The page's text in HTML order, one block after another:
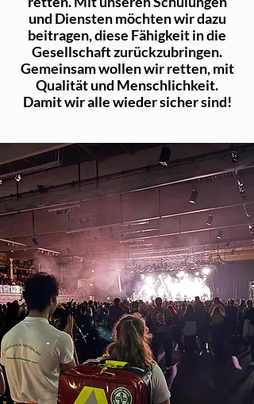
und Diensten möchten wir dazu
beitragen, diese Fähigkeit in die
Gesellschaft zurückzubringen.
Gemeinsam wollen wir retten, mit
Qualität und Menschlichkeit.
Damit wir alle wieder sicher sind!